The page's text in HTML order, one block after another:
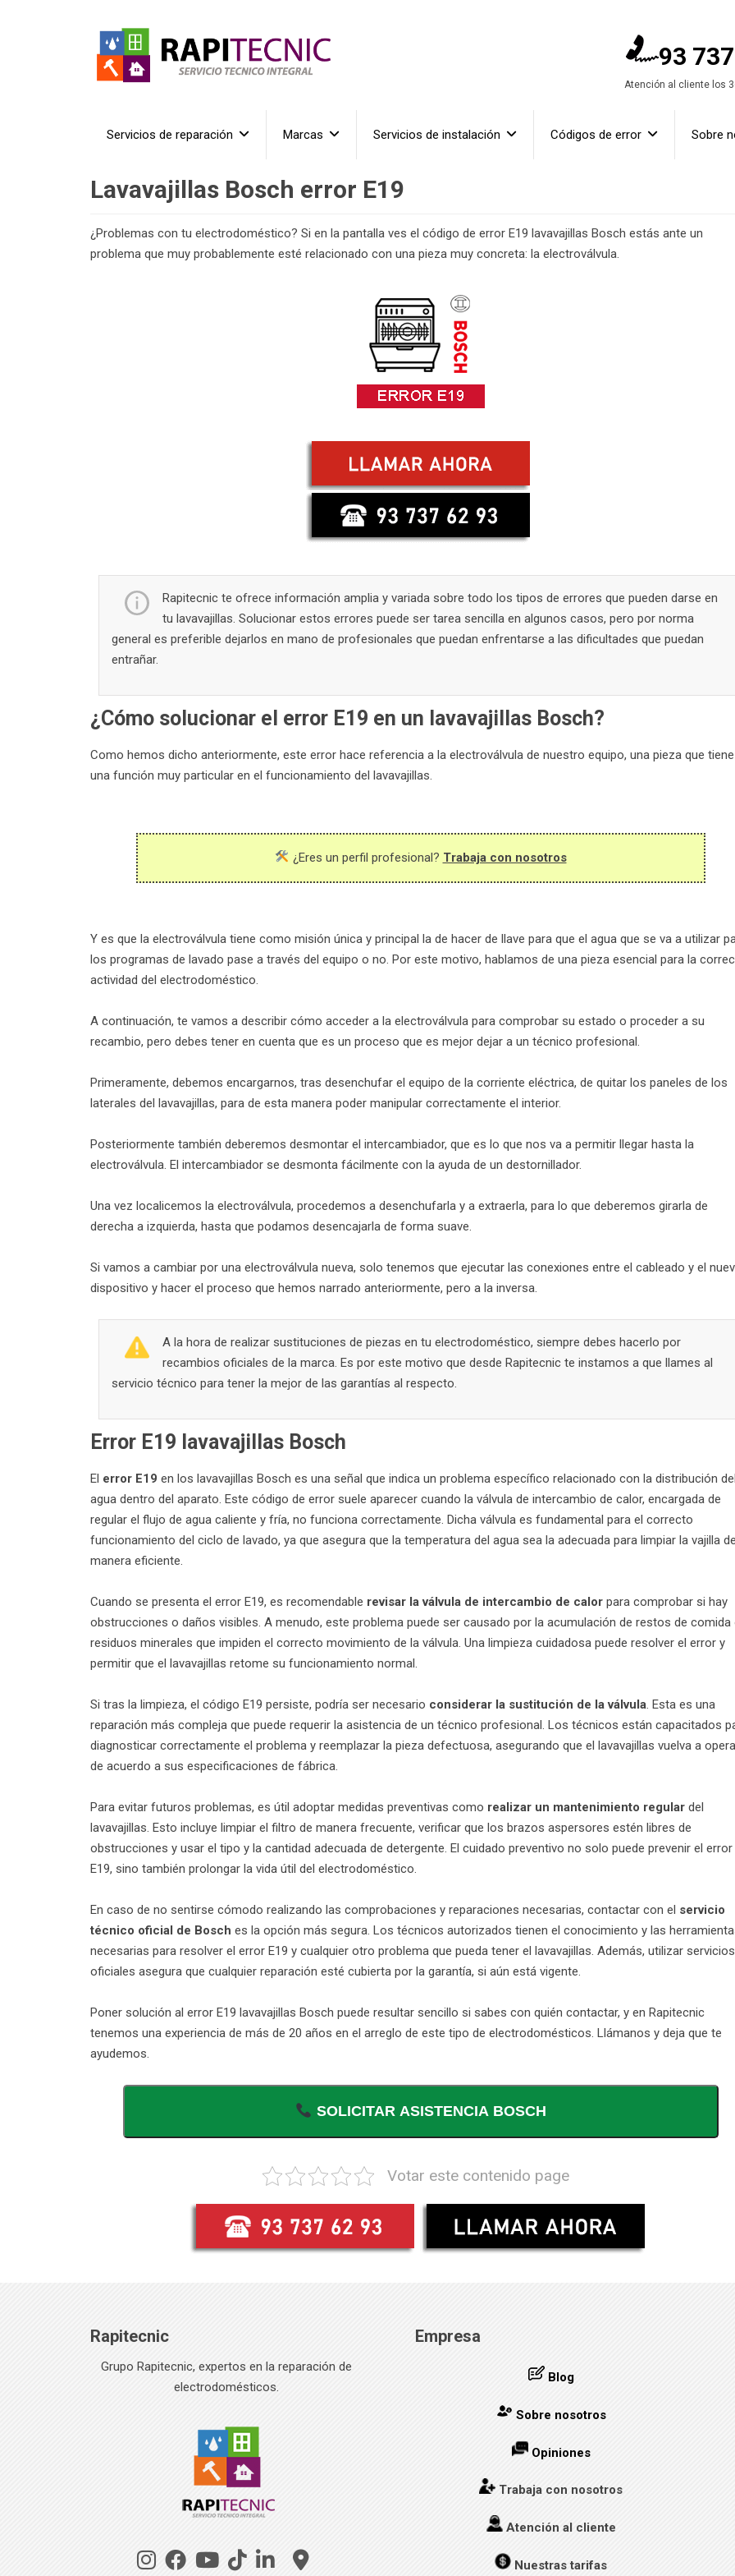
93
Atención al cliente los
Servicios de reparación Marcas Servicios de instalación Códigos de error Sobre
Lavavajillas Bosch error E19
¿Problemas con tu electrodoméstico? Si en la pantalla ves el código de error E19 lavavajillas Bosch estás ante un
problema que muy probablemente esté relacionado con una pieza muy concreta: la electroválvula.
Rapitecnic te ofrece información amplia y variada sobre todo los tipos de errores que pueden darse en
tu lavavajillas. Solucionar estos errores puede ser tarea sencilla en algunos casos, pero por norma
general es preferible dejarlos en mano de profesionales que puedan enfrentarse a las dificultades que puedan
entrañar.
¿Cómo solucionar el error E19 en un lavavajillas Bosch?
Como hemos dicho anteriormente, este error hace referencia a la electroválvula de nuestro equipo, una pieza que tiene
una función muy particular en el funcionamiento del lavavajillas.
¿Eres un perfil profesional? Trabaja con nosotros
Y es que la electroválvula tiene como misión única y principal la de hacer de llave para que el agua que se va a utilizar
los programas de lavado pase a través del equipo o no. Por este motivo, hablamos de una pieza esencial para la
actividad del electrodoméstico.
A continuación, te vamos a describir cómo acceder a la electroválvula para comprobar su estado o proceder a su
recambio, pero debes tener en cuenta que es un proceso que es mejor dejar a un técnico profesional.
Primeramente, debemos encargarnos, tras desenchufar el equipo de la corriente eléctrica, de quitar los paneles de los
laterales del lavavajillas, para de esta manera poder manipular correctamente el interior.
Posteriormente también deberemos desmontar el intercambiador, que es lo que nos va a permitir llegar hasta la
electroválvula. El intercambiador se desmonta fácilmente con la ayuda de un destornillador.
Una vez localicemos la electroválvula, procedemos a desenchufarla y a extraerla, para lo que deberemos girarla de
derecha a izquierda, hasta que podamos desencajarla de forma suave.
Si vamos a cambiar por una electroválvula nueva, solo tenemos que ejecutar las conexiones entre el cableado y el
dispositivo y hacer el proceso que hemos narrado anteriormente, pero a la inversa.
A la hora de realizar sustituciones de piezas en tu electrodoméstico, siempre debes hacerlo por
recambios oficiales de la marca. Es por este motivo que desde Rapitecnic te instamos a que llames al
servicio técnico para tener la mejor de las garantías al respecto.
Error E19 lavavajillas Bosch
El error E19 en los lavavajillas Bosch es una señal que indica un problema específico relacionado con la distribución
agua dentro del aparato. Este código de error suele aparecer cuando la válvula de intercambio de calor, encargada de
regular el flujo de agua caliente y fría, no funciona correctamente. Dicha válvula es fundamental para el correcto
funcionamiento del ciclo de lavado, ya que asegura que la temperatura del agua sea la adecuada para limpiar la vajilla
manera eficiente.
Cuando se presenta el error E19, es recomendable revisar la válvula de intercambio de calor para comprobar si hay
obstrucciones o daños visibles. A menudo, este problema puede ser causado por la acumulación de restos de comida
residuos minerales que impiden el correcto movimiento de la válvula. Una limpieza cuidadosa puede resolver el error y
permitir que el lavavajillas retome su funcionamiento normal.
Si tras la limpieza, el código E19 persiste, podría ser necesario considerar la sustitución de la válvula. Esta es una
reparación más compleja que puede requerir la asistencia de un técnico profesional. Los técnicos están capacitados
diagnosticar correctamente el problema y reemplazar la pieza defectuosa, asegurando que el lavavajillas vuelva a
de acuerdo a sus especificaciones de fábrica.
Para evitar futuros problemas, es útil adoptar medidas preventivas como realizar un mantenimiento regular del
lavavajillas. Esto incluye limpiar el filtro de manera frecuente, verificar que los brazos aspersores estén libres de
obstrucciones y usar el tipo y la cantidad adecuada de detergente. El cuidado preventivo no solo puede prevenir el error
E19, sino también prolongar la vida útil del electrodoméstico.
En caso de no sentirse cómodo realizando las comprobaciones y reparaciones necesarias, contactar con el servicio
técnico oficial de Bosch es la opción más segura. Los técnicos autorizados tienen el conocimiento y las
necesarias para resolver el error E19 y cualquier otro problema que pueda tener el lavavajillas. Además, utilizar servicios
oficiales asegura que cualquier reparación esté cubierta por la garantía, si aún está vigente.
Poner solución al error E19 lavavajillas Bosch puede resultar sencillo si sabes con quién contactar, y en Rapitecnic
tenemos una experiencia de más de 20 años en el arreglo de este tipo de electrodomésticos. Llámanos y deja que te
ayudemos.
SOLICITAR ASISTENCIA BOSCH
Votar este contenido page
Rapitecnic
Grupo Rapitecnic, expertos en la reparación de
electrodomésticos.
Empresa
Blog
Sobre nosotros
Opiniones
Trabaja con nosotros
Atención al cliente
Nuestras tarifas